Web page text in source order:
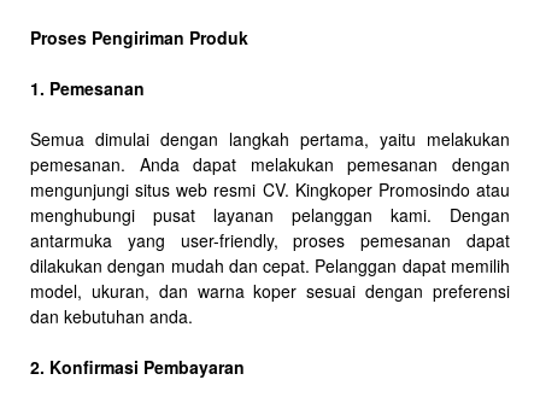
Proses Pengiriman Produk
1. Pemesanan
Semua dimulai dengan langkah pertama, yaitu melakukan
pemesanan. Anda dapat melakukan pemesanan dengan
mengunjungi situs web resmi CV. Kingkoper Promosindo atau
menghubungi pusat layanan pelanggan kami. Dengan
antarmuka yang user-friendly, proses pemesanan dapat
dilakukan dengan mudah dan cepat. Pelanggan dapat memilih
model, ukuran, dan warna koper sesuai dengan preferensi
dan kebutuhan anda.
2. Konfirmasi Pembayaran